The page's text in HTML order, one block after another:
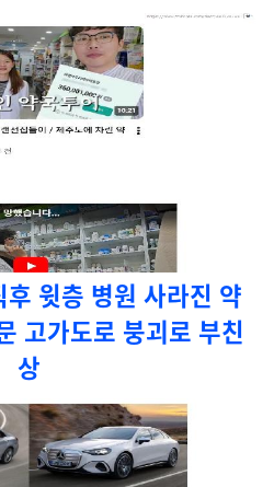
윗층 병원 사라진 약
고가도로 붕괴로 부친
상